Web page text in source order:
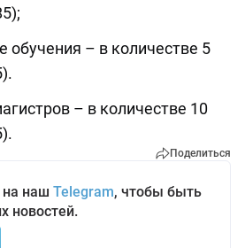
обучения – в количестве 5
– в количестве 10
Поделиться
на наш Telegram, чтобы быть
новостей.